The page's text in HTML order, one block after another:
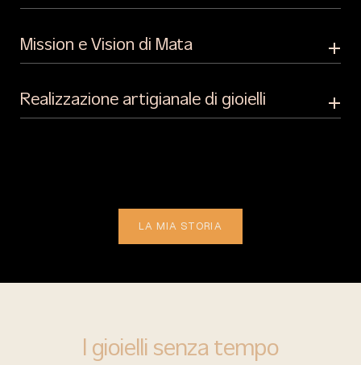
Mission e Vision di Mata
Realizzazione artigianale di gioielli
LA MIA STORIA
I gioielli senza tempo